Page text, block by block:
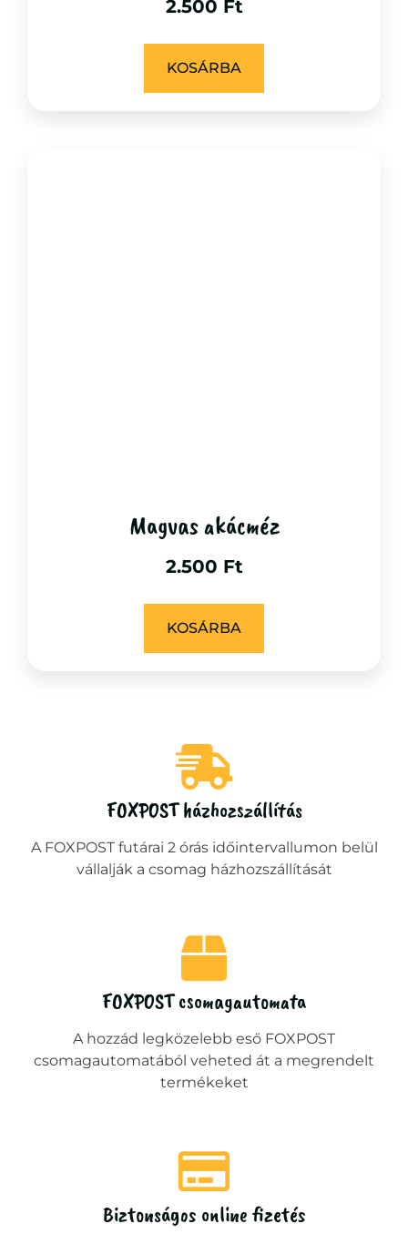
2.500 Ft
KOSÁRBA
Magvas akácméz
2.500 Ft
KOSÁRBA
FOXPOST házhozszállítás
A FOXPOST futárai 2 órás időintervallumon belül
vállalják a csomag házhozszállítását
FOXPOST csomagautomata
A hozzád legközelebb eső FOXPOST
csomagautomatából veheted át a megrendelt
termékeket
Biztonságos online fizetés